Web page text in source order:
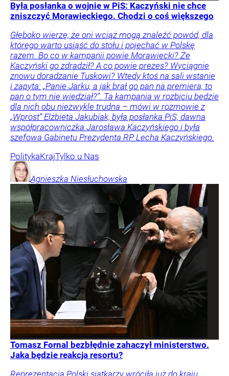
Była posłanka o wojnie w PiS: Kaczyński nie chce
zniszczyć Morawieckiego. Chodzi o coś większego
Głęboko wierzę, że oni wciąż mogą znaleźć powód, dla
którego warto usiąść do stołu i pojechać w Polskę
razem. Bo co w kampanii powie Morawiecki? Że
Kaczyński go zdradził? A co powie prezes? Wyciągnie
znowu doradzanie Tuskowi? Wtedy ktoś na sali wstanie
i zapyta: „Panie Jarku, a jak brał go pan na premiera, to
pan o tym nie wiedział?”. Ta kampania w rozbiciu będzie
dla nich obu niezwykle trudna – mówi w rozmowie z
„Wprost” Elżbieta Jakubiak, była posłanka PiS, dawna
współpracowniczka Jarosława Kaczyńskiego i była
szefowa Gabinetu Prezydenta RP Lecha Kaczyńskiego.
PolitykaKrajTylko u Nas
Agnieszka Niesłuchowska
Tomasz Fornal bezbłędnie zahaczył ministerstwo.
Jaka będzie reakcja resortu?